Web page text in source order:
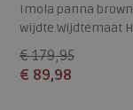
Imola panna brown
wijdte Wijdtemaat H
€ 179,95
€ 89,98